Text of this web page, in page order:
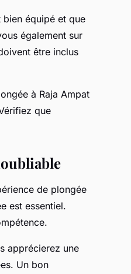
équipé et que
également sur
être inclus
à Raja Ampat
que
de plongée
est essentiel.
apprécierez une
Un bon